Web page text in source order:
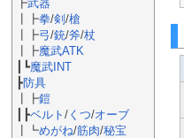
┣武器
┃┣拳/剣/槍
┃┣弓/銃/斧/杖
┃┣魔武ATK
┃┗魔武INT
┣防具
┃┣鎧
┃┣ベルト/ くつ/オーブ
┃┗めがね/筋肉/秘宝